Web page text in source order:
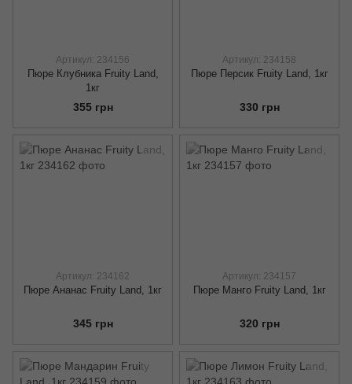
Артикул: 234156
Пюре Клубника Fruity Land,
1кг
355 грн
Артикул: 234158
Пюре Персик Fruity Land, 1кг
330 грн
Артикул: 234162
Пюре Ананас Fruity Land, 1кг
345 грн
Артикул: 234157
Пюре Манго Fruity Land, 1кг
320 грн